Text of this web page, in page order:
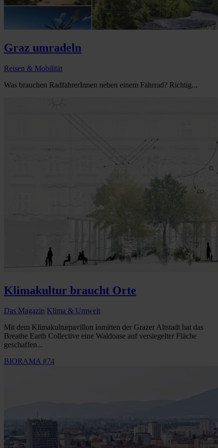
Graz umradeln
Reisen & Mobilität
Was brauchen RadfahrerInnen neben einem Fahrrad? Richtig...
Klimakultur braucht Orte
Das Magazin Klima & Umwelt
Mit dem Klimakulturpavillon inmitten der Grazer Altstadt hat das
Breathe Earth Collective eine Waldoase auf versiegelter Fläche
geschaffen...
BIORAMA #74